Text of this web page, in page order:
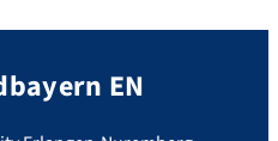
EN